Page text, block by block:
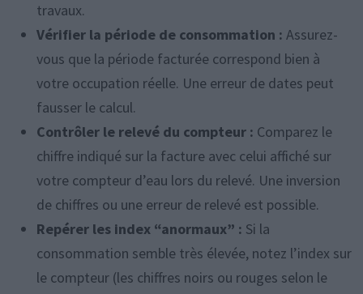
travaux.
Vérifier la période de consommation : Assurez-
vous que la période facturée correspond bien à
votre occupation réelle. Une erreur de dates peut
fausser le calcul.
Contrôler le relevé du compteur : Comparez le
chiffre indiqué sur la facture avec celui affiché sur
votre compteur d’eau lors du relevé. Une inversion
de chiffres ou une erreur de relevé est possible.
Repérer les index “anormaux” : Si la
consommation semble très élevée, notez l’index sur
le compteur (les chiffres noirs ou rouges selon le